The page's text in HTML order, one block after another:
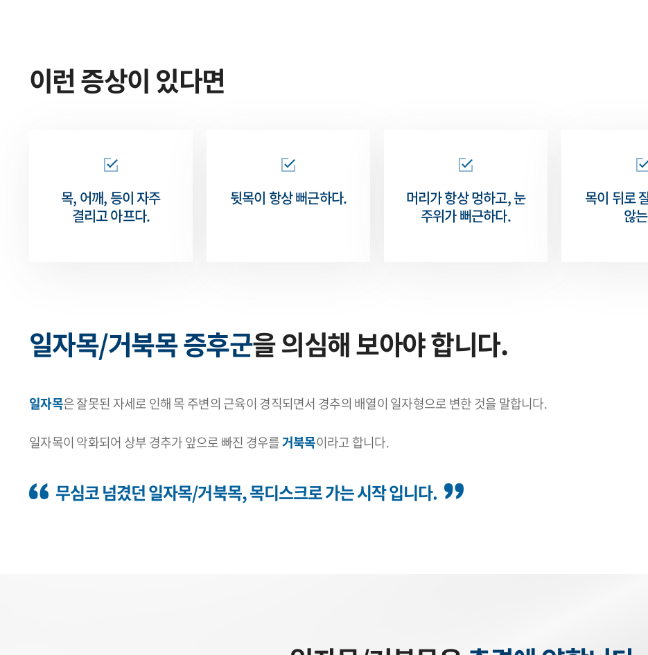
이런 증상이 있다면
목, 어깨, 등이 자주
결리고 아프다.
뒷목이 항상뻐근하다. 머리가 항상 멍하고,눈
주위가 뻐근하다.
목이 뒤로
않
일자목/거북목 증후군을 의심해 보아야 합니다.
일자목은 잘못된 자세로 인해 목 주변의 근육이 경직되면서 경추의 배열이 일자형으로 변한 것을 말합니다.
일자목이 악화되어 상부 경추가 앞으로 빠진 경우를거북목이라고 합니다.
무심코 넘겼던 일자목/거북목, 목디스크로 가는 시작 입니다.